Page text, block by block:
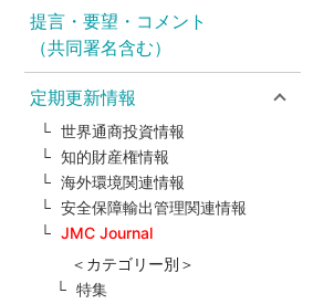
提言・要望・コメント
（共同署名含む）
定期更新情報
世界通商投資情報
知的財産権情報
海外環境関連情報
安全保障輸出管理関連情報
JMC Journal
＜カテゴリー別＞
特集